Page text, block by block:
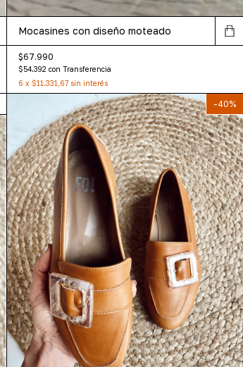
Mocasines con diseño moteado
$67.990
$54.392 con Transferencia
6 x $11.331,67 sin interés
-40%